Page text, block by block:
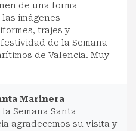
de una forma
imágenes
trajes y
de la Semana
de Valencia. Muy
Marinera
Semana Santa
agradecemos su visita y